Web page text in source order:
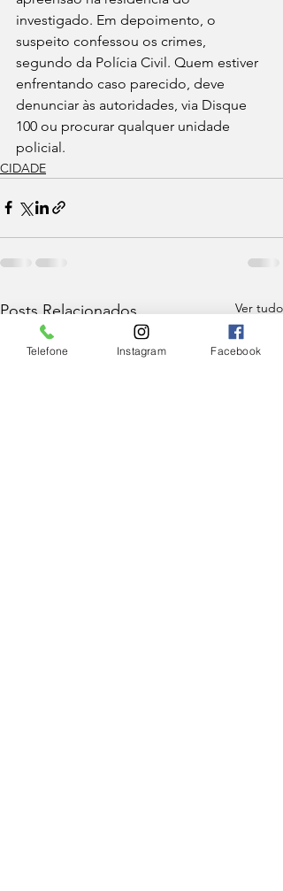
investigado. Em depoimento, o
suspeito confessou os crimes,
segundo da Polícia Civil. Quem estiver
enfrentando caso parecido, deve
denunciar às autoridades, via Disque
100 ou procurar qualquer unidade
policial.
CIDADE
Posts Relacionados Ver tudo
Telefone Instagram Facebook